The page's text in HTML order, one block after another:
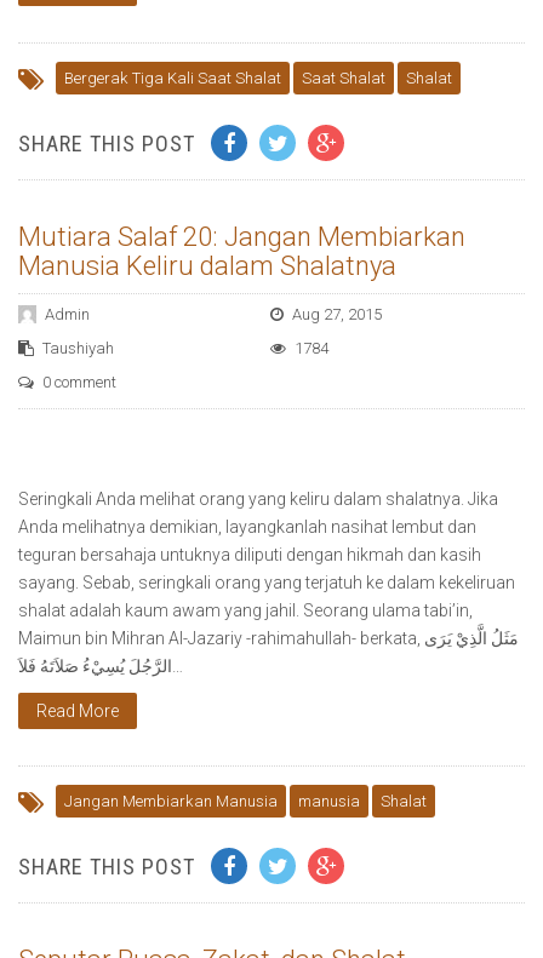
Bergerak Tiga Kali Saat Shalat Saat Shalat Shalat
SHARE THIS POST
Mutiara Salaf 20: Jangan Membiarkan
Manusia Keliru dalam Shalatnya
Admin
Aug 27, 2015
Taushiyah
1784
0 comment
Seringkali Anda melihat orang yang keliru dalam shalatnya. Jika
Anda melihatnya demikian, layangkanlah nasihat lembut dan
teguran bersahaja untuknya diliputi dengan hikmah dan kasih
sayang. Sebab, seringkali orang yang terjatuh ke dalam kekeliruan
shalat adalah kaum awam yang jahil. Seorang ulama tabi’in,
Maimun bin Mihran Al-Jazariy -rahimahullah- berkata, مَثَلُ الَّذِيْ يَرَى
الرَّجُلَ يُسِيْءُ صَلاَتَهُ فَلاَ…
Read More
Jangan Membiarkan Manusia manusia Shalat
SHARE THIS POST